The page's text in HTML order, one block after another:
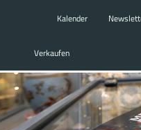
Kalender
Verkaufen